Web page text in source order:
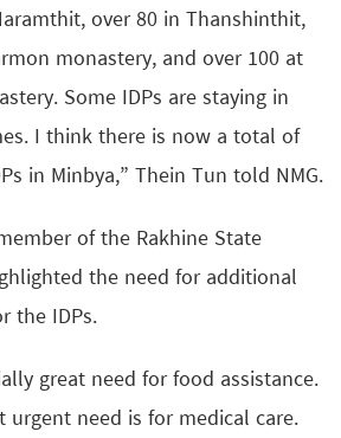
over 80 in Thanshinthit,
monastery, and over 100 at
Some IDPs are staying in
I think there is now a total of
in Minbya,” Thein Tun told NMG.
of the Rakhine State
the need for additional
the IDPs.
great need for food assistance.
need is for medical care.